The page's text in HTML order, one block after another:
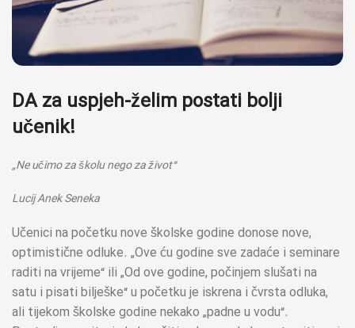
DA za uspjeh-želim postati bolji
učenik!
„Ne učimo za školu nego za život“
Lucij Anek Seneka
Učenici na početku nove školske godine donose nove,
optimistične odluke. „Ove ću godine sve zadaće i seminare
raditi na vrijeme“ ili „Od ove godine, počinjem slušati na
satu i pisati bilješke“ u početku je iskrena i čvrsta odluka,
ali tijekom školske godine nekako „padne u vodu“.